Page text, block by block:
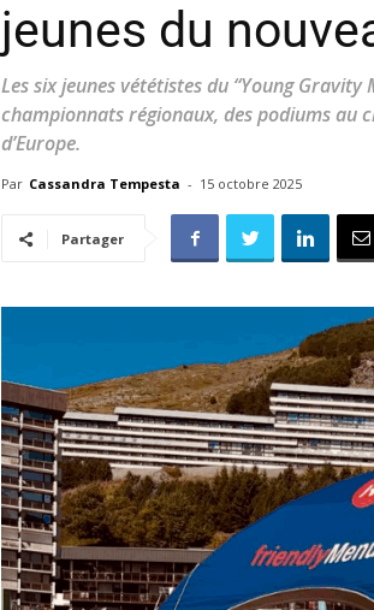
jeunes du
Les six jeunes vététistes du “Young
championnats régionaux, des podiums au
d’Europe.
Par Cassandra Tempesta - 15 octobre 2025
Partager